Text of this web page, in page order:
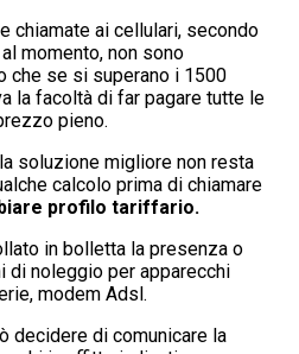
chiamate ai cellulari, secondo
momento, non sono
che se si superano i 1500
la facoltà di far pagare tutte le
pieno.
soluzione migliore non resta
calcolo prima di chiamare
profilo tariffario.
in bolletta la presenza o
di noleggio per apparecchi
modem Adsl.
decidere di comunicare la